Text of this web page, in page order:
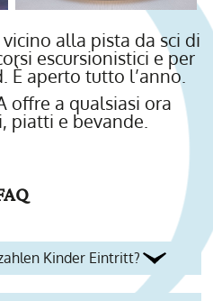
vicino alla pista da sci di
escursionistici e per
È aperto tutto l’anno.
offre a qualsiasi ora
piatti e bevande.
Kinder Eintritt?